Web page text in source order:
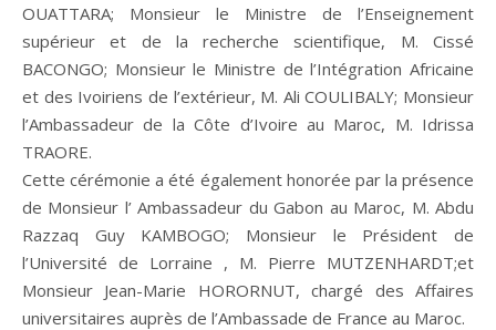
OUATTARA; Monsieur le Ministre de l’Enseignement
supérieur et de la recherche scientifique, M. Cissé
BACONGO; Monsieur le Ministre de l’Intégration Africaine
et des Ivoiriens de l’extérieur, M. Ali COULIBALY; Monsieur
l’Ambassadeur de la Côte d’Ivoire au Maroc, M. Idrissa
TRAORE.
Cette cérémonie a été également honorée par la présence
de Monsieur l’ Ambassadeur du Gabon au Maroc, M. Abdu
Razzaq Guy KAMBOGO; Monsieur le Président de
l’Université de Lorraine , M. Pierre MUTZENHARDT;et
Monsieur Jean-Marie HORORNUT, chargé des Affaires
universitaires auprès de l’Ambassade de France au Maroc.